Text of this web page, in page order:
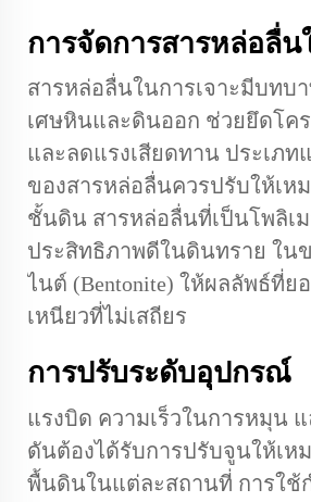
การจัดการสารหล่อลื่น
สารหล่อลื่นในการเจาะมีบทบ
เศษหินและดินออก ช่วยยึดโคร
และลดแรงเสียดทาน ประเภ
ของสารหล่อลื่นควรปรับให้เห
ชั้นดิน สารหล่อลื่นที่เป็นโพลิเ
ประสิทธิภาพดีในดินทราย ใน
ไนต์ (Bentonite) ให้ผลลัพธ์ที่ย
เหนียวที่ไม่เสถียร
การปรับระดับอุปกรณ์
แรงบิด ความเร็วในการหมุน
ดันต้องได้รับการปรับจูนให้เห
พื้นดินในแต่ละสถานที่ การใช้